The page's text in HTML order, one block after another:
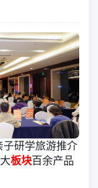
子研学旅游推介
板块百余产品